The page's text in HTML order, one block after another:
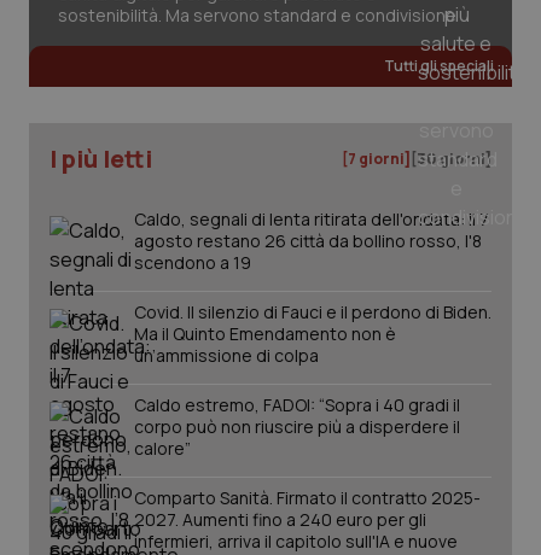
sostenibilità. Ma servono standard e condivisione
Tutti gli speciali
I più letti [7 giorni] [30 giorni]
Caldo, segnali di lenta ritirata dell'ondata: il 7
agosto restano 26 città da bollino rosso, l'8
scendono a 19
Covid. Il silenzio di Fauci e il perdono di Biden.
Ma il Quinto Emendamento non è
un’ammissione di colpa
Caldo estremo, FADOI: “Sopra i 40 gradi il
corpo può non riuscire più a disperdere il
calore”
Comparto Sanità. Firmato il contratto 2025-
2027. Aumenti fino a 240 euro per gli
infermieri, arriva il capitolo sull'IA e nuove
CookieScript
www.quotidianosanita.it
5
tracking-sites-ironfish-
tracking-enable
tracking-sites-ironfish-
session-id
www.quotidianosanita.it